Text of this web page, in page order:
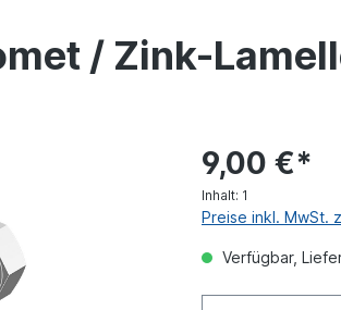
/ Zink-
9,00 €*
Inhalt: 1
Preise inkl. MwSt.
Verfügbar,